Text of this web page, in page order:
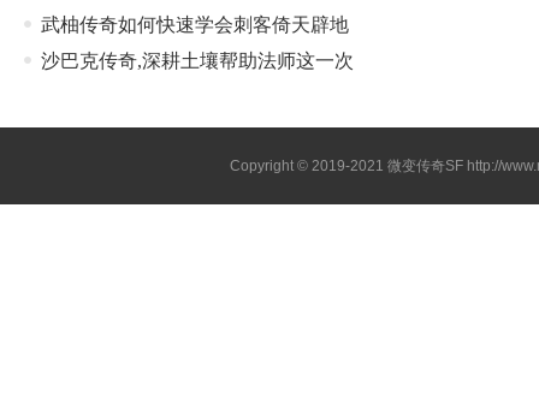
武柚传奇如何快速学会刺客倚天辟地
沙巴克传奇,深耕土壤帮助法师这一次
Copyright © 2019-2021 微变传奇SF http://